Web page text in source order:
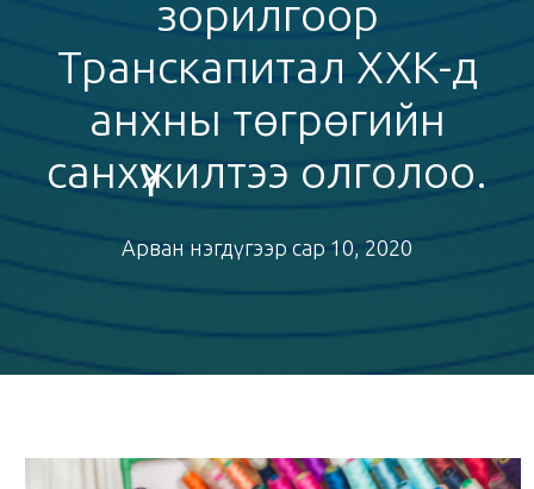
зорилгоор
Транскапитал ХХК-д
анхны төгрөгийн
санхүүжилтээ олголоо.
Арван нэгдүгээр сар 10, 2020